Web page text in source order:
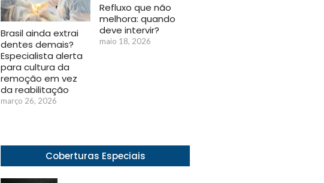
Brasil ainda extrai
dentes demais?
Especialista alerta
para cultura da
remoção em vez
da reabilitação
março 26, 2026
Refluxo que não
melhora: quando
deve intervir?
maio 18, 2026
Coberturas Especiais